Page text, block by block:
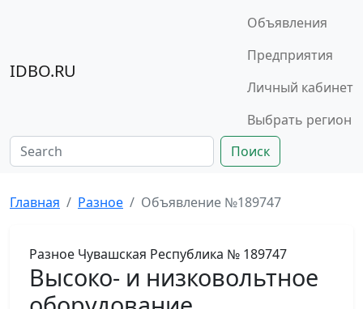
IDBO.RU
Объявления
Предприятия
Личный кабинет
Выбрать регион
Поиск
Главная Разное Объявление №189747
Разное Чувашская Республика № 189747
Высоко- и низковольтное